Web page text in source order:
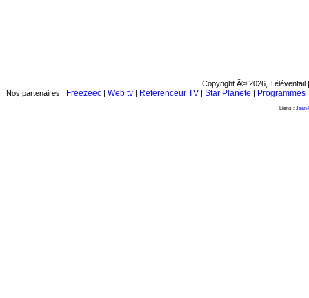
Copyright Â© 2026, Téléventail
Nos partenaires : Freezeec| Web tv| Referenceur TV| Star Planete | Programmes
Liens :